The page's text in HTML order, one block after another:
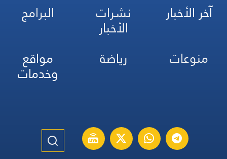
آخر الأخبار نشرات
الأخبار
البرامج
منوعات
رياضة مواقع
وخدمات